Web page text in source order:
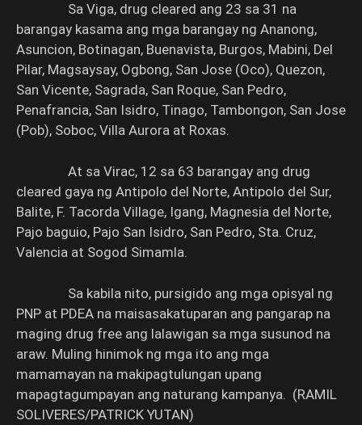
Sa Viga, drug cleared ang 23 sa 31 na
barangay kasama ang mga barangay ng Ananong,
Asuncion, Botinagan, Buenavista, Burgos, Mabini, Del
Pilar, Magsaysay, Ogbong, San Jose (Oco), Quezon,
San Vicente, Sagrada, San Roque, San Pedro,
Penafrancia, San Isidro, Tinago, Tambongon, San Jose
(Pob), Soboc, Villa Aurora at Roxas.
At sa Virac, 12 sa 63 barangay ang drug
cleared gaya ng Antipolo del Norte, Antipolo del Sur,
Balite, F. Tacorda Village, Igang, Magnesia del Norte,
Pajo baguio, Pajo San Isidro, San Pedro, Sta. Cruz,
Valencia at Sogod Simamla.
Sa kabila nito, pursigido ang mga opisyal ng
PNP at PDEA na maisasakatuparan ang pangarap na
maging drug free ang lalawigan sa mga susunod na
araw. Muling hinimok ng mga ito ang mga
mamamayan na makipagtulungan upang
mapagtagumpayan ang naturang kampanya. (RAMIL
SOLIVERES/PATRICK YUTAN)